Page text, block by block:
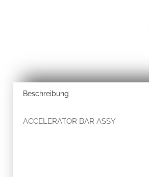
Beschreibung
ACCELERATOR BAR ASSY